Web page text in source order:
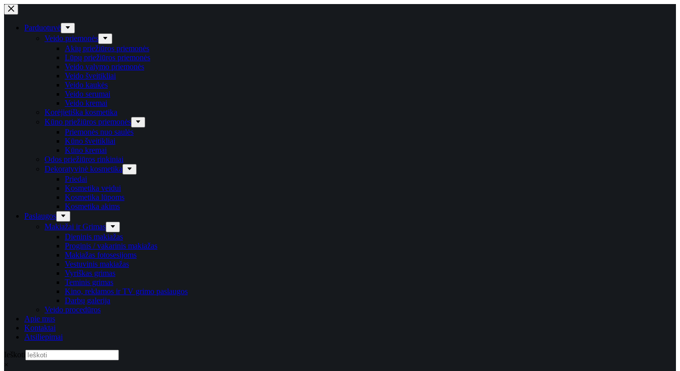
Skip
to
contentParduotuvė
Veido priemonės
Akių priežiūros priemonės
Lūpų priežiūros priemonės
Veido valymo priemonės
Veido šveitikliai
Veido kaukės
Veido serumai
Veido kremai
Korėjietiška kosmetika
Kūno priežiūros priemonės
Priemonės nuo saulės
Kūno šveitikliai
Kūno kremai
Odos priežiūros rinkiniai
Dekoratyvinė kosmetika
Priedai
Kosmetika veidui
Kosmetika lūpoms
Kosmetika akims
Paslaugos
Makiažai ir Grimas
Dieninis makiažas
Proginis / vakarinis makiažas
Makiažas fotosesijoms
Vestuvinis makiažas
Vyriškas grimas
Teminis grimas
Kino, reklamos ir TV grimo paslaugos
Darbų galerija
Veido procedūros
Apie mus
Kontaktai
Atsiliepimai
Ieškoti
×